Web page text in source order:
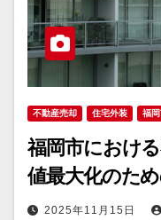
不動産売却 住宅外装 福
福岡市におけ
値最大化のた
2025年11月15日